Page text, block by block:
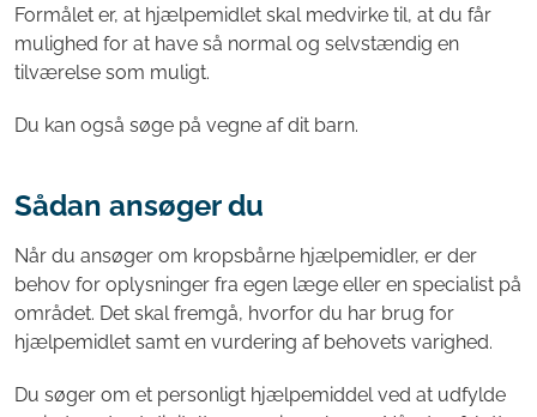
Formålet er, at hjælpemidlet skal medvirke til, at du får
mulighed for at have så normal og selvstændig en
tilværelse som muligt.
Du kan også søge på vegne af dit barn.
Sådan ansøger du
Når du ansøger om kropsbårne hjælpemidler, er der
behov for oplysninger fra egen læge eller en specialist på
området. Det skal fremgå, hvorfor du har brug for
hjælpemidlet samt en vurdering af behovets varighed.
Du søger om et personligt hjælpemiddel ved at udfylde